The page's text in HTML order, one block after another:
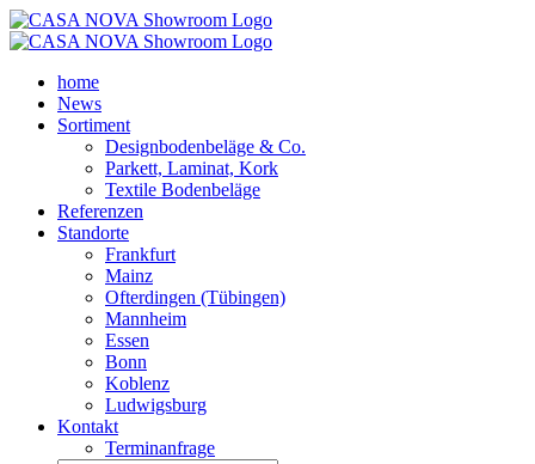
Zum
Inhalt
home
News
Sortiment
Designbodenbeläge & Co.
Parkett, Laminat, Kork
Textile Bodenbeläge
Referenzen
Standorte
Frankfurt
Mainz
Ofterdingen (Tübingen)
Mannheim
Essen
Bonn
Koblenz
Ludwigsburg
Kontakt
Terminanfrage